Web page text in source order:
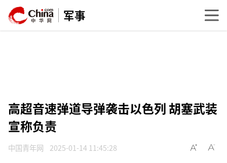
军事
高超音速弹道导弹袭击以色列 胡塞武装
宣称负责
中国青年网 2025-01-14 11:45:28